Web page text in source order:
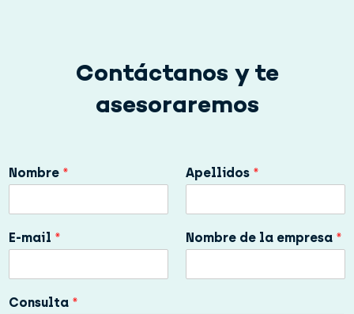
Contáctanos y te
asesoraremos
Nombre * Apellidos *
E-mail * Nombre de la empresa *
Consulta *